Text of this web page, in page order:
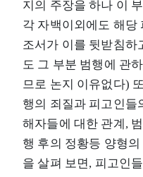
지의 주장을 하나 이
각 자백이외에도 해당
조서가 이를 뒷받침하
도 그 부분 범행에 관
므로 논지 이유없다)
행의 죄질과 피고인들
해자들에 대한 관계,
행 후의 정황등 양형
을 살펴 보면, 피고인